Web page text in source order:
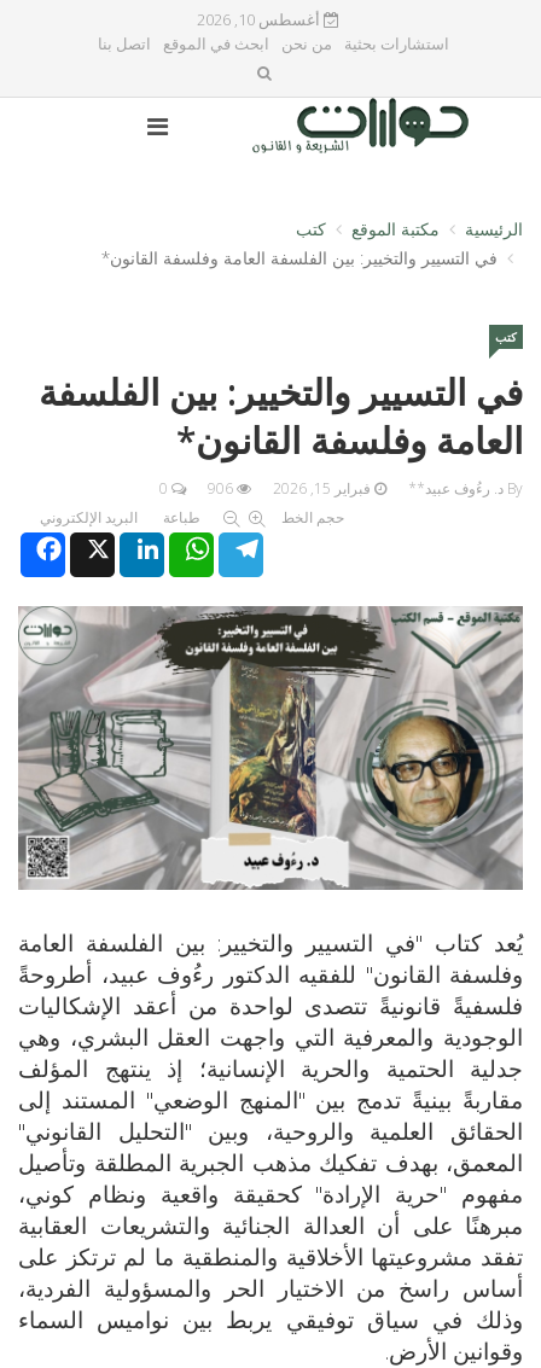
أغسطس 10, 2026
استشارات بحثية
من نحن ابحث في الموقع اتصل بنا
الرئيسية مكتبة الموقع
كتب
في التسيير والتخيير: بين الفلسفة العامة وفلسفة القانون*
كتب
في التسيير والتخيير: بين الفلسفة
العامة وفلسفة القانون*
By د. رءُوف عبيد** فبراير 15, 2026
0
حجم الخط
طباعة
البريد الإلكتروني
XLinkedInWhatsAppTelegram
يُعد كتاب "في التسيير والتخيير: بين الفلسفة العامة
وفلسفة القانون" للفقيه الدكتور رءُوف عبيد، أطروحةً
فلسفيةً قانونيةً تتصدى لواحدة من أعقد الإشكاليات
الوجودية والمعرفية التي واجهت العقل البشري، وهي
جدلية الحتمية والحرية الإنسانية؛ إذ ينتهج المؤلف
مقاربةً بينيةً تدمج بين "المنهج الوضعي" المستند إلى
الحقائق العلمية والروحية، وبين "التحليل القانوني"
المعمق، بهدف تفكيك مذهب الجبرية المطلقة وتأصيل
مفهوم "حرية الإرادة" كحقيقة واقعية ونظام كوني،
مبرهنًا على أن العدالة الجنائية والتشريعات العقابية
تفقد مشروعيتها الأخلاقية والمنطقية ما لم ترتكز على
أساس راسخ من الاختيار الحر والمسؤولية الفردية،
وذلك في سياق توفيقي يربط بين نواميس السماء
وقوانين الأرض.